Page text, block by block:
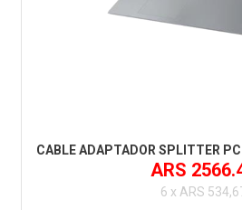
CABLE ADAPTADOR SPLITTER
ARS
6 x ARS